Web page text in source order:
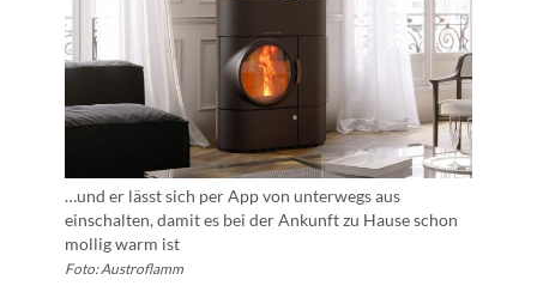
…und er lässt sich per App von unterwegs aus
einschalten, damit es bei der Ankunft zu Hause schon
mollig warm ist
Foto: Austroflamm